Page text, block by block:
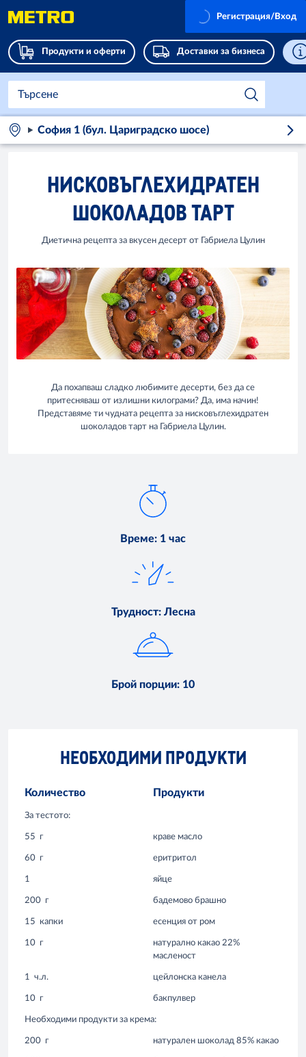
Продукти и оферти Доставки за бизнеса
Регистрация/Вход
София 1 (бул. Цариградско шосе)
НИСКОВЪГЛЕХИДРАТЕН
ШОКОЛАДОВ ТАРТ
Диетична рецепта за вкусен десерт от Габриела Цулин
Да похапваш сладко любимите десерти, без да се
притесняваш от излишни килограми? Да, има начин!
Представяме ти чудната рецепта за нисковъглехидратен
шоколадов тарт на Габриела Цулин.
Време: 1 час
Трудност: Лесна
Брой порции: 10
НЕОБХОДИМИ ПРОДУКТИ
Количество Продукти
За тестото:
55 г краве масло
60 г еритритол
1 яйце
200 г бадемово брашно
15 капки есенция от ром
10 г
натурално какао 22%
масленост
1 ч.л. цейлонска канела
10 г бакпулвер
Необходими продукти за крема:
200 г натурален шоколад 85% какао